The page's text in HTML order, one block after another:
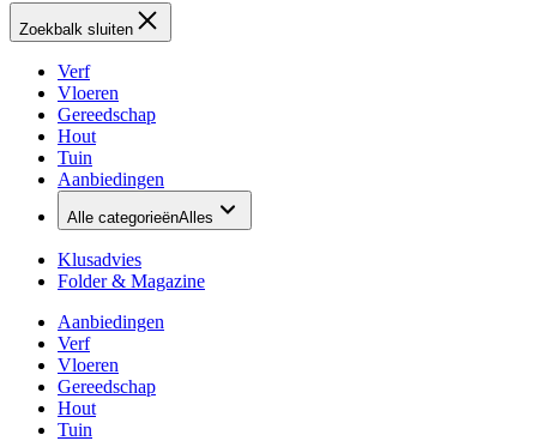
Zoekbalk sluiten
Verf
Vloeren
Gereedschap
Hout
Tuin
Aanbiedingen
Alle categorieënAlles
Klusadvies
Folder & Magazine
Aanbiedingen
Verf
Vloeren
Gereedschap
Hout
Tuin